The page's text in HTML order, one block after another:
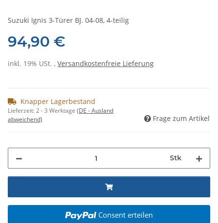
Suzuki Ignis 3-Türer BJ. 04-08, 4-teilig
94,90 €
inkl. 19% USt. , Versandkostenfreie Lieferung
Knapper Lagerbestand
Lieferzeit:2 - 3 Werktage (DE - Ausland
abweichend)
Frage zum Artikel
Stk
Consent erteilen